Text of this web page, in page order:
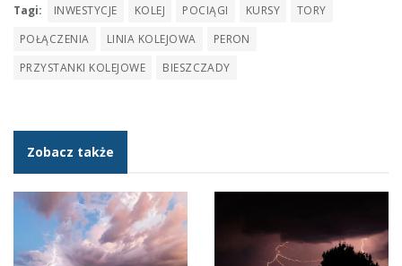
Tagi: INWESTYCJE KOLEJ POCIĄGI KURSY
TORY
POŁĄCZENIA
LINIA KOLEJOWA
PERON
PRZYSTANKI KOLEJOWE
BIESZCZADY
Zobacz także